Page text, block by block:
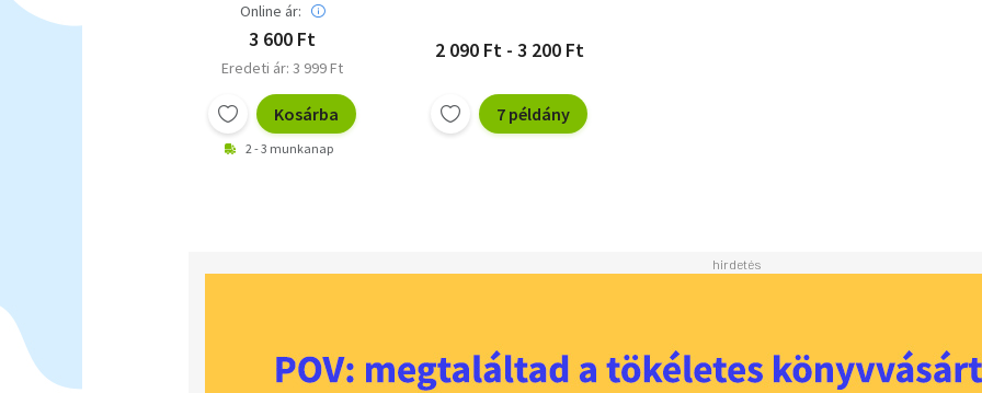
Online ár:
3 600 Ft
Eredeti ár: 3 999 Ft
Kosárba
2 - 3 munkanap
2 090 Ft - 3 200 Ft
7 példány